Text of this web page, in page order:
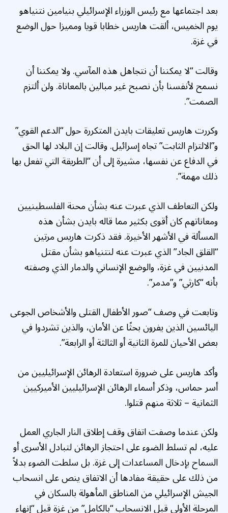
بعد اجتماعها مع رئيس الوزراء الإسرائيلي بنيامين نتنياهو
يوم الخميس، ألقت هاريس خطابا قويا ومميزا حول الوضع
في غزة.
وقالت “لا يمكننا أن نتجاهل هذه المآسي. ولا يمكننا أن
نسمح لأنفسنا بأن نصبح غير مبالين بالمعاناة. ولن ألتزم
الصمت”.
وكررت هاريس تعليقات بايدن المتكررة حول “الدعم القوي”
و”الالتزام الثابت” تجاه إسرائيل. وقالت إن البلاد لها الحق
في الدفاع عن نفسها، مشيرة إلى أن “الطريقة التي تفعل بها
ذلك مهمة”.
ولكن التعاطف الذي عبرت عنه بشأن محنة الفلسطينيين
ومعاناتهم كان أقوى بكثير مما قاله بايدن بشأن هذه
المسألة في الأشهر الأخيرة. فقد ذكرت هاريس مرتين
“القلق الجاد” الذي عبرت عنه لنتنياهو بشأن مقتل
المدنيين في غزة، والوضع الإنساني والدمار الذي وصفته
بأنه “كارثي” و”مدمر”.
وتابعت في وصف “صور الأطفال القتلى والأشخاص الجوعى
اليائسين الذين يفرون بحثًا عن الأمان، والذين تشردوا في
بعض الأحيان للمرة الثانية أو الثالثة أو الرابعة”.
وأكد هاريس على ضرورة استعادة الرهائن الإسرائيليين من
أسر حماس، وذكر أسماء الرهائن الإسرائيليين الأميركيين
الثمانية – ثلاثة منهم قتلوا.
ولكن عندما وصفت اتفاق وقف إطلاق النار الجاري العمل
عليه، لم تسلط الضوء على احتجاز الرهائن لتبادل الأسرى أو
السماح بإدخال المساعدات إلى غزة. بل سلطت الضوء بدلاً
من ذلك على حقيقة مفادها أن الاتفاق ينص على انسحاب
الجيش الإسرائيلي من المناطق المأهولة بالسكان في
المرحلة الأولى قبل الانسحاب “بالكامل” من غزة قبل “إنهاء